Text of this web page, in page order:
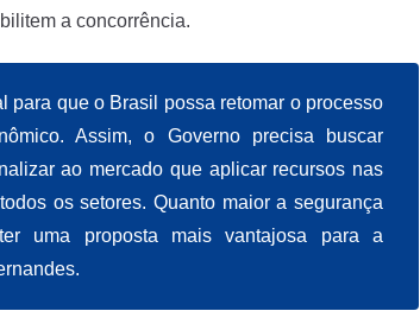
a concorrência.
para que o Brasil possa retomar o processo
Assim, o Governo precisa buscar
ao mercado que aplicar recursos nas
os setores. Quanto maior a segurança
uma proposta mais vantajosa para a